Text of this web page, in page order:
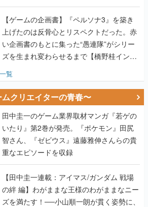
画書】
【ゲームの企画書】『ペルソナ3』を築き
上げたのは反骨心とリスペクトだった。赤
い企画書のもとに集った“愚連隊”がシリー
ズを生まれ変わらせるまで【橋野桂インタ
覧
クリエイターの青春〜
田中圭一のゲーム業界取材マンガ『若ゲの
いたり』第2巻が発売。『ポケモン』田尻
智さん、『ゼビウス』遠藤雅伸さんらの貴
重なエピソードを収録
【田中圭一連載：アイマス/ガンダム 戦場
の絆 編】わがままな王様のわがままなニー
ズを満たす！──小山順一朗が貫く姿勢に、